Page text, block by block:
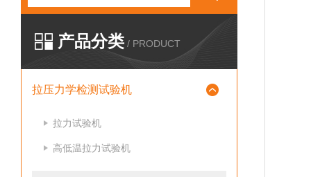
产品分类 / PRODUCT
拉压力学检测试验机
拉力试验机
高低温拉力试验机